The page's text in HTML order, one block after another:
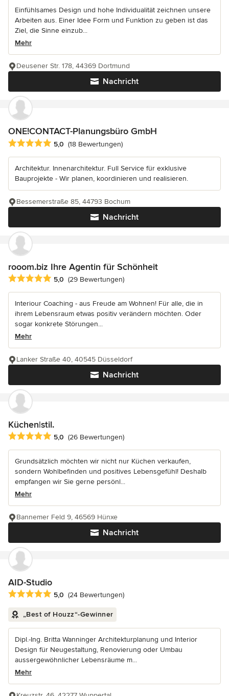
Einfühlsames Design und hohe Individualität zeichnen unsere
Arbeiten aus. Einer Idee Form und Funktion zu geben ist das
Ziel, die Sinne einzub...
Mehr
Nachricht
Deusener Str. 178, 44369 Dortmund
ONE!CONTACT-Planungsbüro GmbH
Durchschnittliche Bewertung: 5 von 5 Sternen
5,0 (18 Bewertungen)
Architektur. Innenarchitektur. Full Service für exklusive
Bauprojekte - Wir planen, koordinieren und realisieren.
Nachricht
Bessemerstraße 85, 44793 Bochum
rooom.biz Ihre Agentin für Schönheit
Durchschnittliche Bewertung: 5 von 5 Sternen
5,0 (29 Bewertungen)
Interiour Coaching - aus Freude am Wohnen! Für alle, die in
ihrem Lebensraum etwas positiv verändern möchten. Oder
sogar konkrete Störungen...
Mehr
Nachricht
Lanker Straße 40, 40545 Düsseldorf
Küchen|stil.
Durchschnittliche Bewertung: 5 von 5 Sternen
5,0 (26 Bewertungen)
Grundsätzlich möchten wir nicht nur Küchen verkaufen,
sondern Wohlbefinden und positives Lebensgefühl! Deshalb
empfangen wir Sie gerne persönl...
Mehr
Nachricht
Bannemer Feld 9, 46569 Hünxe
AID-Studio
Durchschnittliche Bewertung: 5 von 5 Sternen
5,0 (24 Bewertungen)
„Best of Houzz“-Gewinner
Dipl.-Ing. Britta Wanninger Architekturplanung und Interior
Design für Neugestaltung, Renovierung oder Umbau
aussergewöhnlicher Lebensräume m...
Mehr